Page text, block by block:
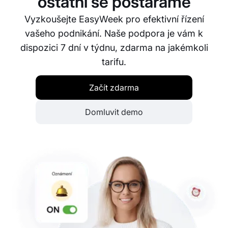
Vyzkoušejte EasyWeek pro efektivní řízení
vašeho podnikání. Naše podpora je vám k
dispozici 7 dní v týdnu, zdarma na jakémkoli
tarifu.
Začít zdarma
Domluvit demo